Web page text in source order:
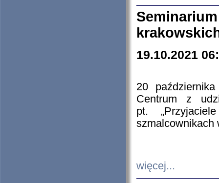
19.10.2021
20
Centrum z
pt.
szmalcownikach
więcej...